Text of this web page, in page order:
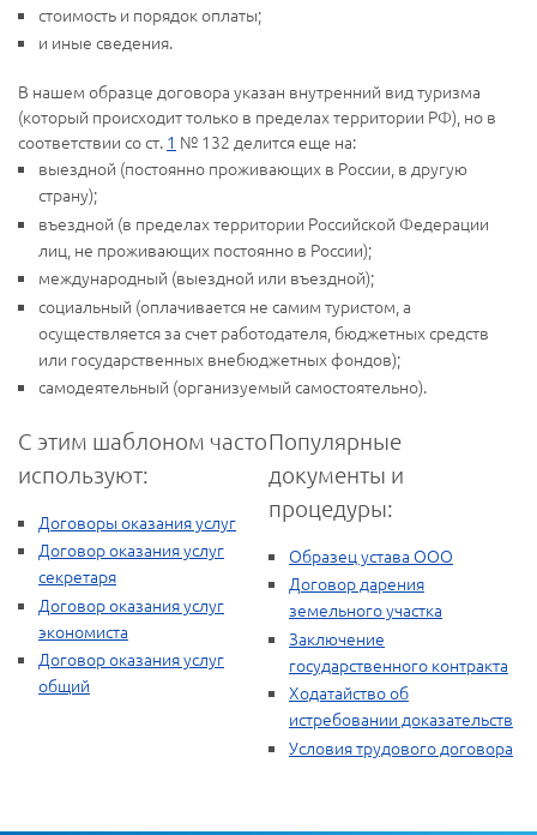
стоимость и порядок оплаты;
и иные сведения.
В нашем образце договора указан внутренний вид туризма
(который происходит только в пределах территории РФ), но в
соответствии со ст. 1 № 132 делится еще на:
выездной (постоянно проживающих в России, в другую
страну);
въездной (в пределах территории Российской Федерации
лиц, не проживающих постоянно в России);
международный (выездной или въездной);
социальный (оплачивается не самим туристом, а
осуществляется за счет работодателя, бюджетных средств
или государственных внебюджетных фондов);
самодеятельный (организуемый самостоятельно).
С этим шаблоном часто
используют:
Договоры оказания услуг
Договор оказания услуг
секретаря
Договор оказания услуг
экономиста
Договор оказания услуг
общий
Популярные
документы и
процедуры:
Образец устава ООО
Договор дарения
земельного участка
Заключение
государственного контракта
Ходатайство об
истребовании доказательств
Условия трудового договора